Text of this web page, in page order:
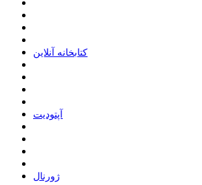
ﮐﺘﺎﺑﺨﺎﻧﻪ ﺁﻧﻼﯾﻦ
ﺁﭘﺘﻮﺩﯾﺖ
ﮊﻭﺭﻧﺎﻝ